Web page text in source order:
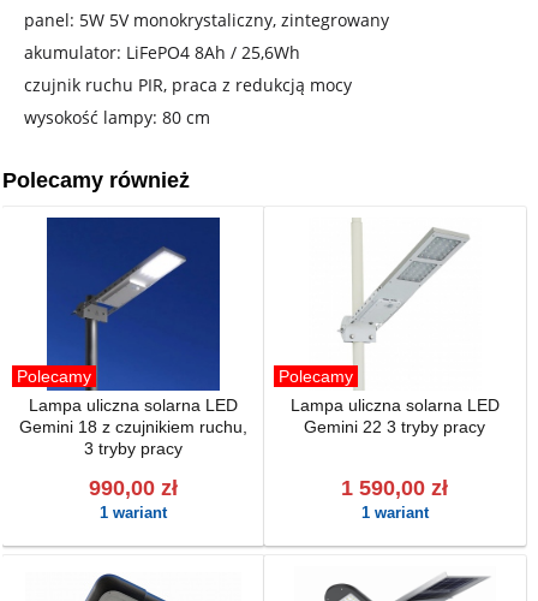
panel: 5W 5V monokrystaliczny, zintegrowany
akumulator: LiFePO4 8Ah / 25,6Wh
czujnik ruchu PIR, praca z redukcją mocy
wysokość lampy: 80 cm
Polecamy również
Polecamy
Lampa uliczna solarna LED
Gemini 18 z czujnikiem ruchu,
3 tryby pracy
990,00 zł
1 wariant
Polecamy
Lampa uliczna solarna LED
Gemini 22 3 tryby pracy
1 590,00 zł
1 wariant